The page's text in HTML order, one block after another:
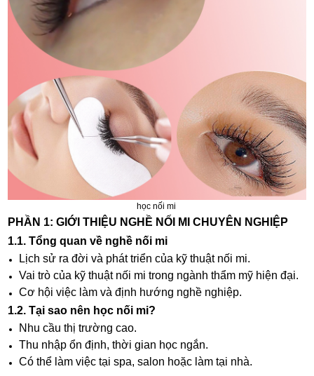
học nối mi
PHẦN 1: GIỚI THIỆU NGHỀ NỐI MI CHUYÊN NGHIỆP
1.1. Tổng quan về nghề nối mi
Lịch sử ra đời và phát triển của kỹ thuật nối mi.
Vai trò của kỹ thuật nối mi trong ngành thẩm mỹ hiện đại.
Cơ hội việc làm và định hướng nghề nghiệp.
1.2. Tại sao nên học nối mi?
Nhu cầu thị trường cao.
Thu nhập ổn định, thời gian học ngắn.
Có thể làm việc tại spa, salon hoặc làm tại nhà.